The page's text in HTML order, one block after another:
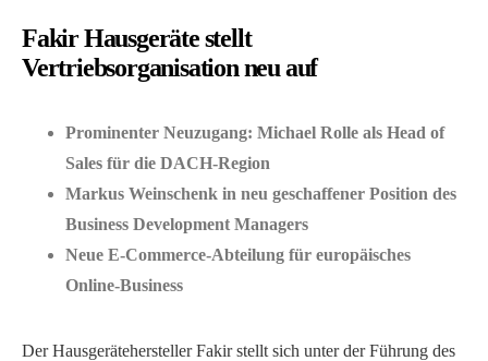
Fakir Hausgeräte stellt
Vertriebsorganisation neu auf
Prominenter Neuzugang: Michael Rolle als Head of
Sales für die DACH-Region
Markus Weinschenk in neu geschaffener Position des
Business Development Managers
Neue E-Commerce-Abteilung für europäisches
Online-Business
Der Hausgerätehersteller Fakir stellt sich unter der Führung des